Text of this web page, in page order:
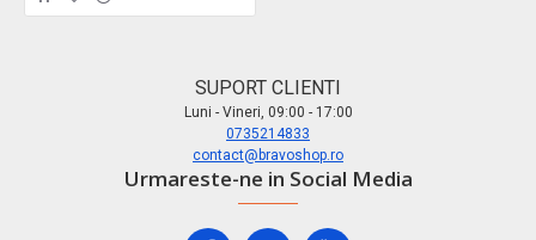
SUPORT CLIENTI
Luni - Vineri, 09:00 - 17:00
0735214833
contact@bravoshop.ro
Urmareste-ne in Social Media